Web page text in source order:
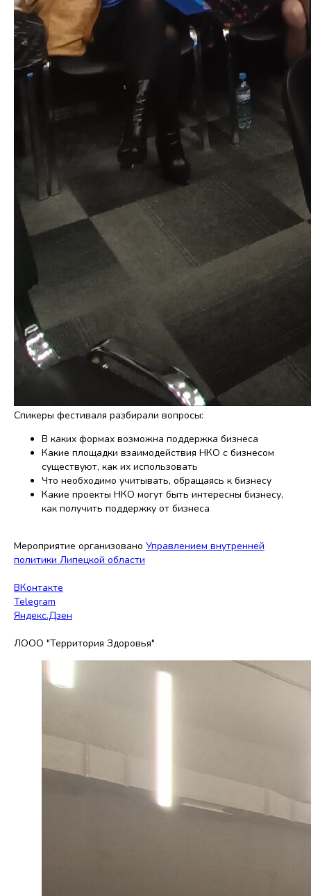
Спикеры фестиваля разбирали вопросы:
В каких формах возможна поддержка бизнеса
Какие площадки взаимодействия НКО с бизнесом
существуют, как их использовать
Что необходимо учитывать, обращаясь к бизнесу
Какие проекты НКО могут быть интересны бизнесу,
как получить поддержку от бизнеса
Мероприятие организовано Управлением внутренней
политики Липецкой области
ВКонтакте
Telegram
Яндекс.Дзен
ЛООО "Территория Здоровья"